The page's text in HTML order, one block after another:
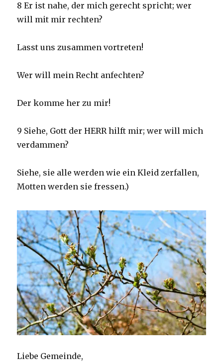
8 Er ist nahe, der mich gerecht spricht; wer
will mit mir rechten?
Lasst uns zusammen vortreten!
Wer will mein Recht anfechten?
Der komme her zu mir!
9 Siehe, Gott der HERR hilft mir; wer will mich
verdammen?
Siehe, sie alle werden wie ein Kleid zerfallen,
Motten werden sie fressen.)
Liebe Gemeinde,